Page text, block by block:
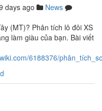
days ago
News
(MT)? Phân tích lô đôi XS
làm giàu của bạn. Bài viết
6188376/